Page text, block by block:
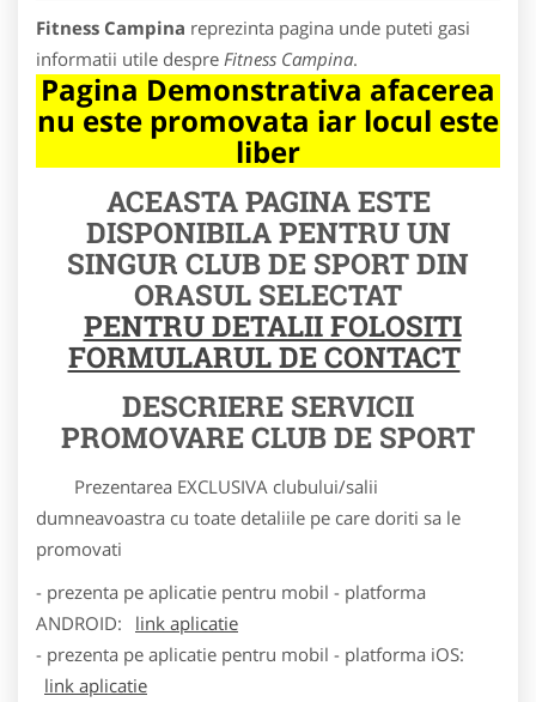
Fitness Campina reprezinta pagina unde puteti gasi
informatii utile despre Fitness Campina.
Pagina Demonstrativa afacerea
nu este promovata iar locul este
liber
ACEASTA PAGINA ESTE
DISPONIBILA PENTRU UN
SINGUR CLUB DE SPORT DIN
ORASUL SELECTAT
PENTRU DETALII FOLOSITI
FORMULARUL DE CONTACT
DESCRIERE SERVICII
PROMOVARE CLUB DE SPORT
Prezentarea EXCLUSIVA clubului/salii
dumneavoastra cu toate detaliile pe care doriti sa le
promovati
- prezenta pe aplicatie pentru mobil - platforma
ANDROID:
link aplicatie
- prezenta pe aplicatie pentru mobil - platforma iOS:
link aplicatie